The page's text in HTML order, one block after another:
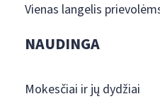
Vienas langelis
NAUDINGA
Mokesčiai ir jų dydžiai